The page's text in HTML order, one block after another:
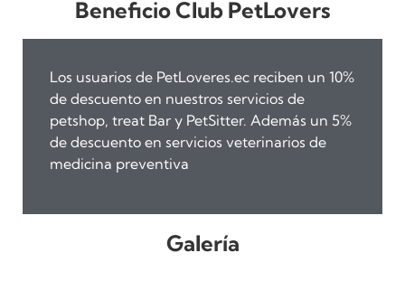
Beneficio Club PetLovers
Los usuarios de PetLoveres.ec reciben un 10%
de descuento en nuestros servicios de
petshop, treat Bar y PetSitter. Además un 5%
de descuento en servicios veterinarios de
medicina preventiva
Galería